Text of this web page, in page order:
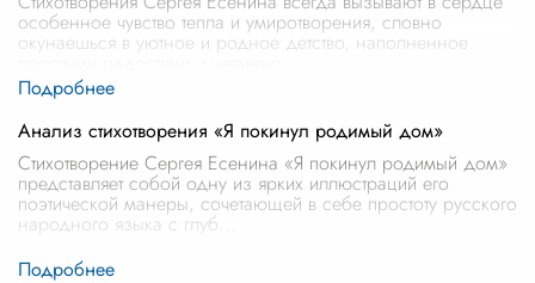
особенное чувство тепла и умиротворения, словно
окунаешься в уютное и родное детство, наполненное
Анализ стихотворения «Я покинул родимый дом»
Стихотворение Сергея Есенина «Я покинул родимый дом»
представляет собой одну из ярких иллюстраций его
поэтической манеры, сочетающей в себе простоту русского
народного языка с глуб